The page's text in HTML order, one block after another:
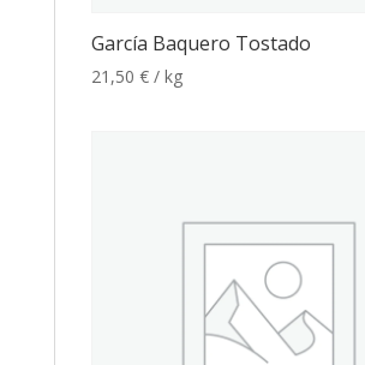
García Baquero Tostado
21,50 € / kg